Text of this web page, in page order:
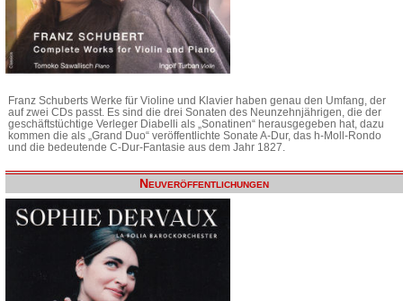
Franz Schuberts Werke für Violine und Klavier haben genau den Umfang, der
auf zwei CDs passt. Es sind die drei Sonaten des Neunzehnjährigen, die der
geschäftstüchtige Verleger Diabelli als „Sonatinen“ herausgegeben hat, dazu
kommen die als „Grand Duo“ veröffentlichte Sonate A-Dur, das h-Moll-Rondo
und die bedeutende C-Dur-Fantasie aus dem Jahr 1827.
Neuveröffentlichungen